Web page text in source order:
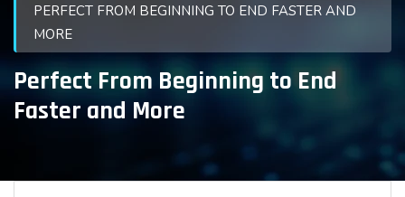
PERFECT FROM BEGINNING TO END FASTER AND
MORE
Perfect From Beginning to End
Faster and More